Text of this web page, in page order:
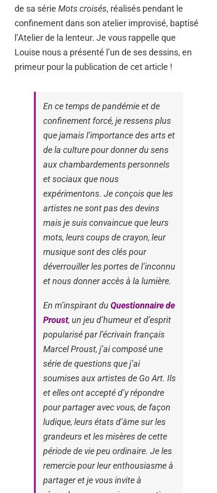
de sa série Mots croisés, réalisés pendant le
confinement dans son atelier improvisé, baptisé
l’Atelier de la lenteur. Je vous rappelle que
Louise nous a présenté l’un de ses dessins, en
primeur pour la publication de cet article !
En ce temps de pandémie et de
confinement forcé, je ressens plus
que jamais l’importance des arts et
de la culture pour donner du sens
aux chambardements personnels
et sociaux que nous
expérimentons. Je conçois que les
artistes ne sont pas des devins
mais je suis convaincue que leurs
mots, leurs coups de crayon, leur
musique sont des clés pour
déverrouiller les portes de l’inconnu
et nous donner accès à la lumière.
En m’inspirant du Questionnaire de
Proust, un jeu d’humeur et d’esprit
popularisé par l’écrivain français
Marcel Proust, j’ai composé une
série de questions que j’ai
soumises aux artistes de Go Art. Ils
et elles ont accepté d’y répondre
pour partager avec vous, de façon
ludique, leurs états d’âme sur les
grandeurs et les misères de cette
période de vie peu ordinaire. Je les
remercie pour leur enthousiasme à
partager et je vous invite à